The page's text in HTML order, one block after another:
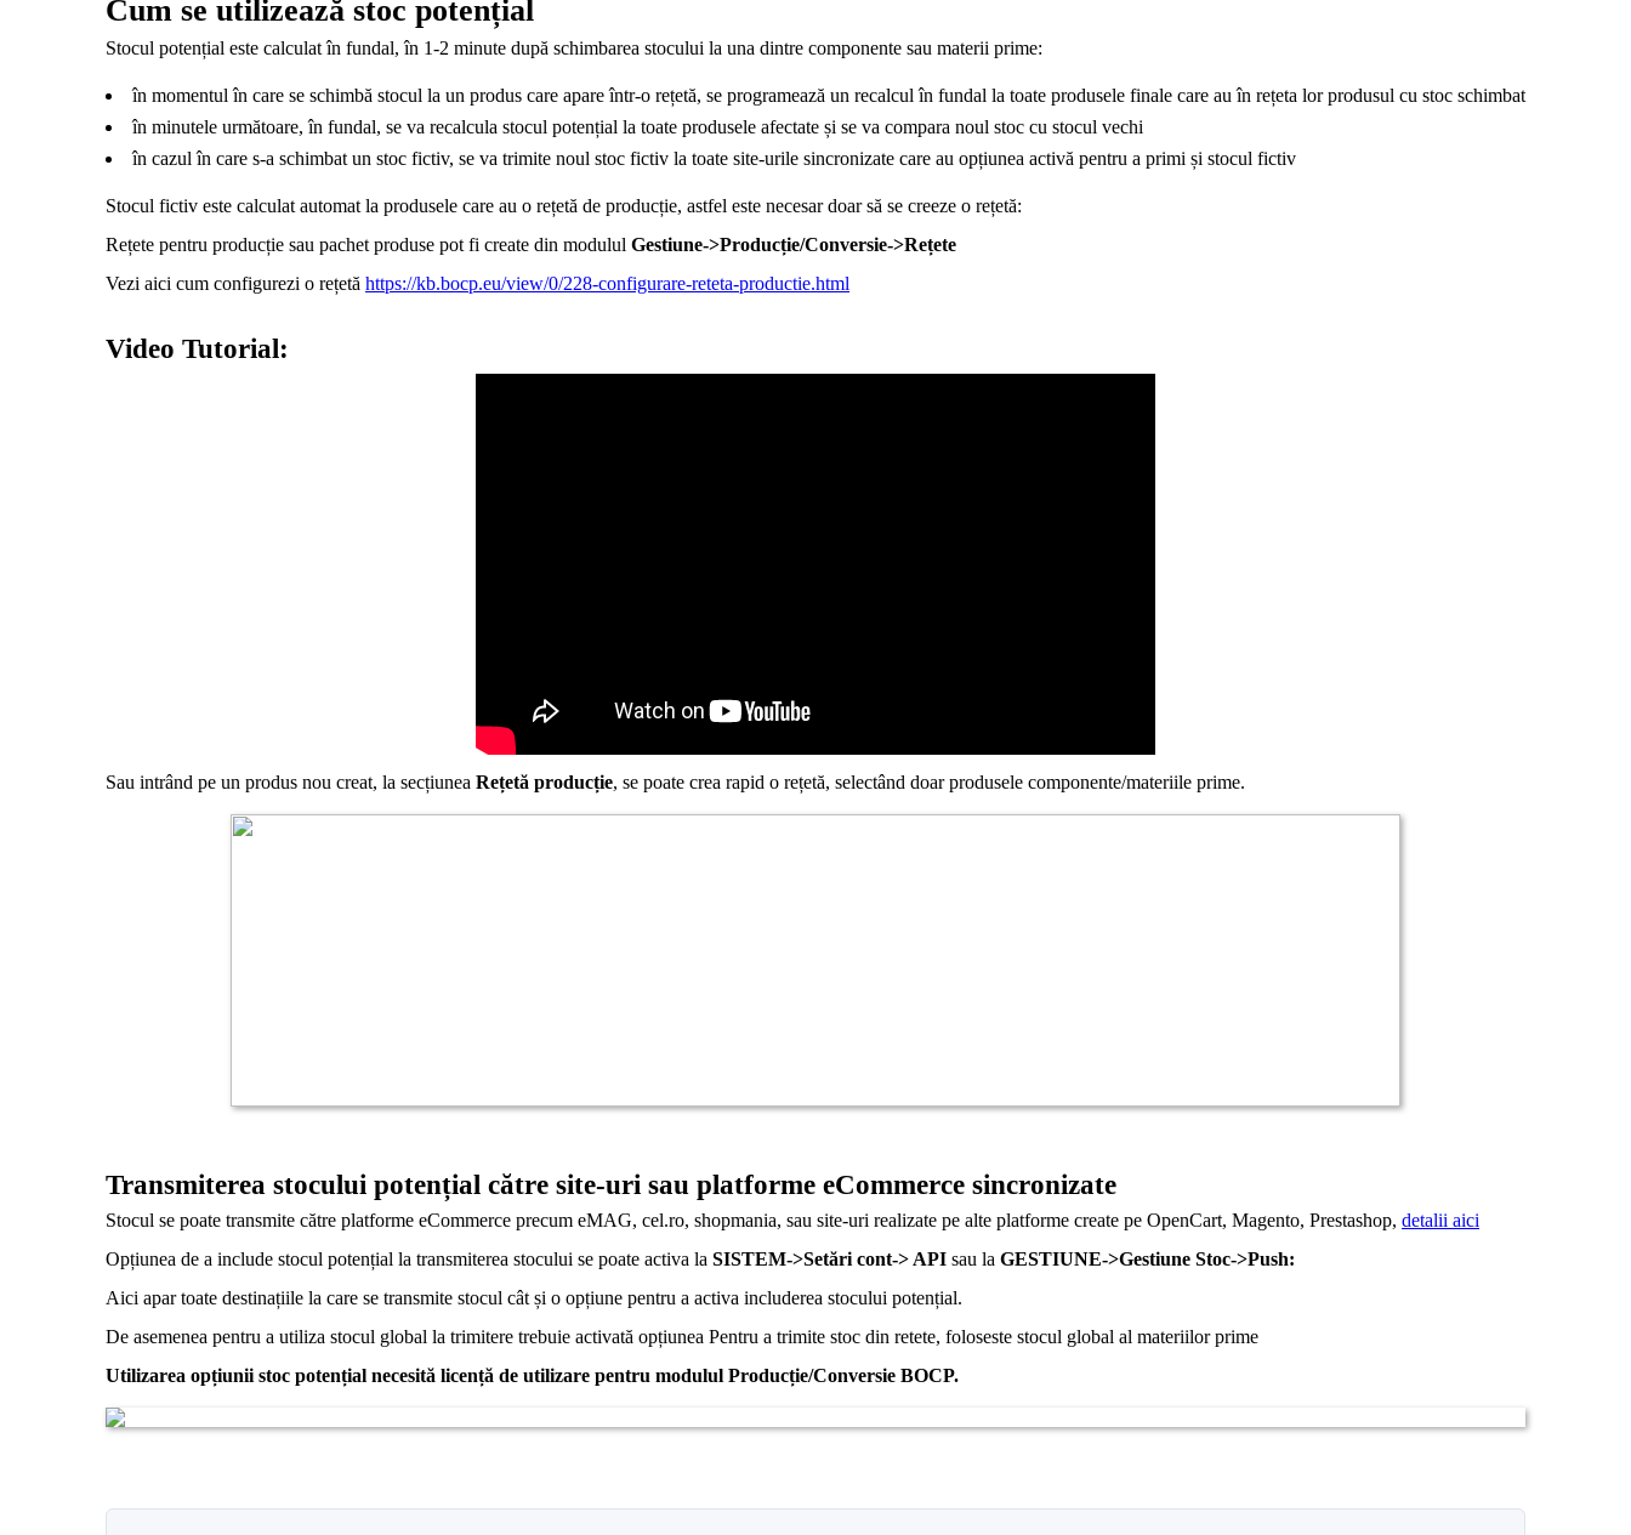
Cum se utilizează stoc potențial
Stocul potențial este calculat în fundal, în 1-2 minute după schimbarea stocului la una dintre componente sau materii prime:
în momentul în care se schimbă stocul la un produs care apare într-o rețetă, se programează un recalcul în fundal la toate produsele finale care au în rețeta lor produsul cu stoc schimbat
în minutele următoare, în fundal, se va recalcula stocul potențial la toate produsele afectate și se va compara noul stoc cu stocul vechi
în cazul în care s-a schimbat un stoc fictiv, se va trimite noul stoc fictiv la toate site-urile sincronizate care au opțiunea activă pentru a primi și stocul fictiv
Stocul fictiv este calculat automat la produsele care au o rețetă de producție, astfel este necesar doar să se creeze o rețetă:
Rețete pentru producție sau pachet produse pot fi create din modulul Gestiune->Producție/Conversie->Rețete
Vezi aici cum configurezi o rețetă https://kb.bocp.eu/view/0/228-configurare-reteta-productie.html
Video Tutorial:
Sau intrând pe un produs nou creat, la secțiunea Rețetă producție, se poate crea rapid o rețetă, selectând doar produsele componente/materiile prime.
Transmiterea stocului potențial către site-uri sau platforme eCommerce sincronizate
Stocul se poate transmite către platforme eCommerce precum eMAG, cel.ro, shopmania, sau site-uri realizate pe alte platforme create pe OpenCart, Magento, Prestashop, detalii aici
Opțiunea de a include stocul potențial la transmiterea stocului se poate activa la SISTEM->Setări cont-> API sau la GESTIUNE->Gestiune Stoc->Push:
Aici apar toate destinațiile la care se transmite stocul cât și o opțiune pentru a activa includerea stocului potențial.
De asemenea pentru a utiliza stocul global la trimitere trebuie activată opțiunea Pentru a trimite stoc din retete, foloseste stocul global al materiilor prime
Utilizarea opțiunii stoc potențial necesită licență de utilizare pentru modulul Producție/Conversie BOCP.